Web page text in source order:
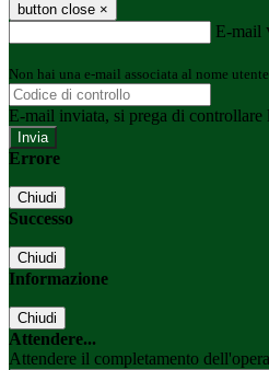
button close ×
E-mail
Non hai una e-mail associata al nome
E-mail inviata, si prega di controllare
Errore
Chiudi
Successo
Chiudi
Informazione
Chiudi
Attendere...
Attendere il completamento